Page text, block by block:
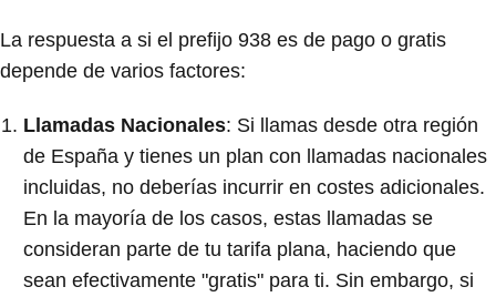
La respuesta a si el prefijo 938 es de pago o gratis
depende de varios factores:
Llamadas Nacionales: Si llamas desde otra región
de España y tienes un plan con llamadas nacionales
incluidas, no deberías incurrir en costes adicionales.
En la mayoría de los casos, estas llamadas se
consideran parte de tu tarifa plana, haciendo que
sean efectivamente "gratis" para ti. Sin embargo, si